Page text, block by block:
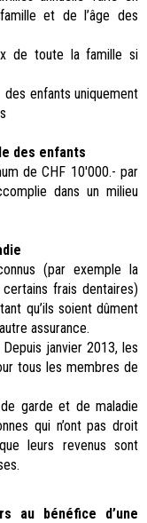
et de l’âge des
de toute la famille si
enfants uniquement
des enfants
de CHF 10'000.- par
dans un milieu
(par exemple la
frais dentaires)
qu’ils soient dûment
assurance.
janvier 2013, les
tous les membres de
garde et de maladie
qui n’ont pas droit
leurs revenus sont
au bénéfice d’une